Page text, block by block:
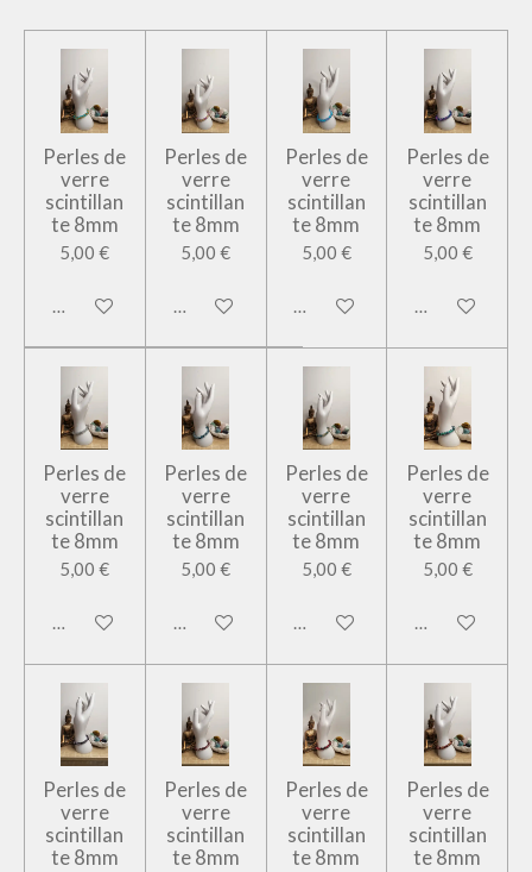
Perles de
verre
scintillan
te 8mm
5,00 €
Ajouter au panier
Perles de
verre
scintillan
te 8mm
5,00 €
Ajouter au panier
Perles de
verre
scintillan
te 8mm
5,00 €
Ajouter au panier
Perles de
verre
scintillan
te 8mm
5,00 €
Ajouter au
Perles de
verre
scintillan
te 8mm
5,00 €
Ajouter au panier
Perles de
verre
scintillan
te 8mm
5,00 €
Ajouter au panier
Perles de
verre
scintillan
te 8mm
5,00 €
Ajouter au panier
Perles de
verre
scintillan
te 8mm
5,00 €
Ajouter au
Perles de
verre
scintillan
te 8mm
Perles de
verre
scintillan
te 8mm
Perles de
verre
scintillan
te 8mm
Perles de
verre
scintillan
te 8mm